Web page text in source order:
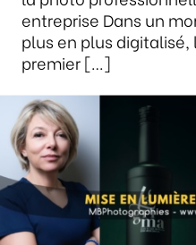
entreprise Dans un
plus en plus
premier […]